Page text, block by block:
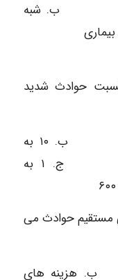
شبه
نسبت حوادث شدید
الف. ۱ به ۶ ب. ۱۰ به
۶۰۰ ج. ۱ به
مستقیم حوادث می
ب. هزینه های